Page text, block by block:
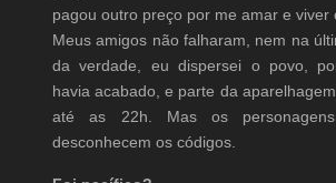
pagou outro preço por me amar e viver
Meus amigos não falharam, nem na
da verdade, eu dispersei o povo,
havia acabado, e parte da
até as 22h. Mas os
desconhecem os códigos.